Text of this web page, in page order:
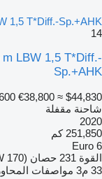
1,5 T*Diff.-Sp.+AHK
14
m LBW 1,5 T*Diff.-
Sp.+AHK
€38,800 ≈ $44,830
شاحنة مقفلة
2020
251,850 كم
Euro 6
القوة 231 حصان (170 kW)
33 م3
مواصفات